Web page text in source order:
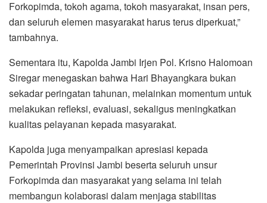
Forkopimda, tokoh agama, tokoh masyarakat, insan pers,
dan seluruh elemen masyarakat harus terus diperkuat,”
tambahnya.
Sementara itu, Kapolda Jambi Irjen Pol. Krisno Halomoan
Siregar menegaskan bahwa Hari Bhayangkara bukan
sekadar peringatan tahunan, melainkan momentum untuk
melakukan refleksi, evaluasi, sekaligus meningkatkan
kualitas pelayanan kepada masyarakat.
Kapolda juga menyampaikan apresiasi kepada
Pemerintah Provinsi Jambi beserta seluruh unsur
Forkopimda dan masyarakat yang selama ini telah
membangun kolaborasi dalam menjaga stabilitas